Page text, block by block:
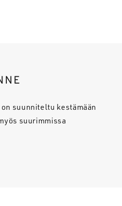
suunniteltu kestämään
suurimmissa